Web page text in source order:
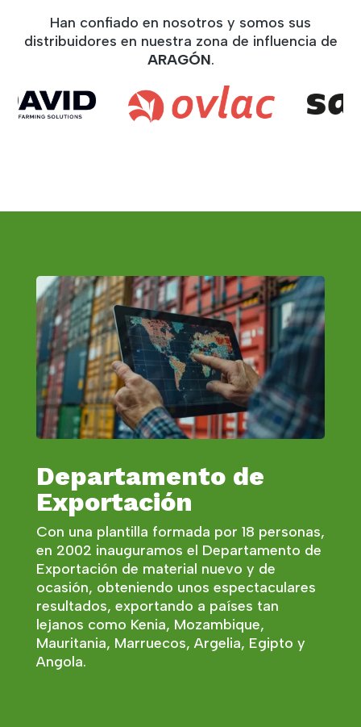
Han confiado en nosotros y somos sus
distribuidores en nuestra zona de influencia de
ARAGÓN.
Departamento de
Exportación
Con una plantilla formada por 18 personas,
en 2002 inauguramos el Departamento de
Exportación de material nuevo y de
ocasión, obteniendo unos espectaculares
resultados, exportando a países tan
lejanos como Kenia, Mozambique,
Mauritania, Marruecos, Argelia, Egipto y
Angola.